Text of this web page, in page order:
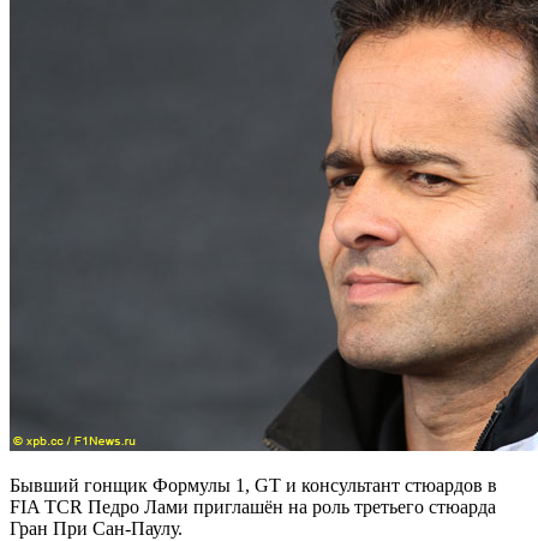
Бывший гонщик Формулы 1, GT и консультант стюардов в
FIA TCR Педро Лами приглашён на роль третьего стюарда
Гран При Сан-Паулу.